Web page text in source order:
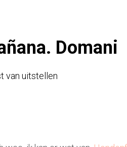
Domani
van uitstellen